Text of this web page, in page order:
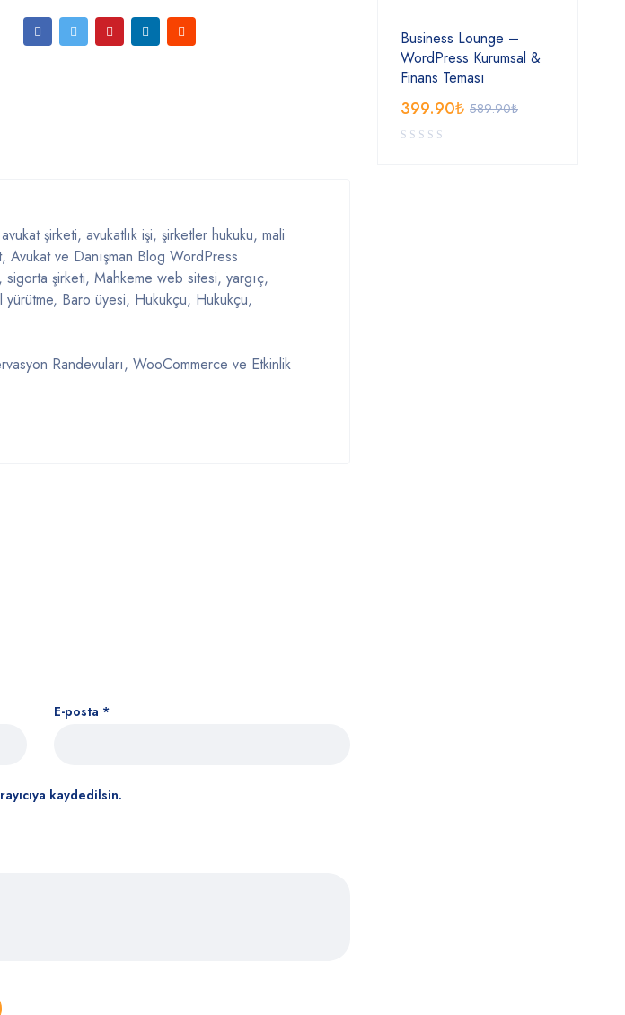
şirketi, avukatlık işi, şirketler hukuku, mali
Avukat ve Danışman Blog WordPress
sigorta şirketi, Mahkeme web sitesi, yargıç,
yürütme, Baro üyesi, Hukukçu, Hukukçu,
Randevuları, WooCommerce ve Etkinlik
E-posta *
kaydedilsin.
Business Lounge –
WordPress Kurumsal &
Finans Teması
589.90₺
399.90₺